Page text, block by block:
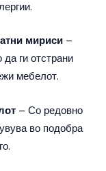
мириси–
ги отстрани
мебелот.
– Со редовно
во подобра